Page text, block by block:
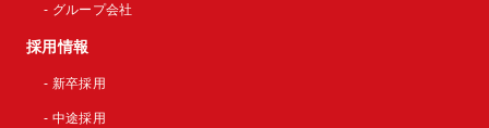
- グループ会社
採用情報
- 新卒採用
- 中途採用